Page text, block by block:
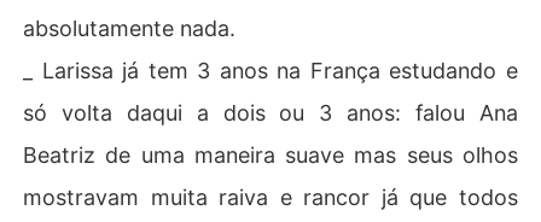
absolutamente nada.
_ Larissa já tem 3 anos na França estudando e
só volta daqui a dois ou 3 anos: falou Ana
Beatriz de uma maneira suave mas seus olhos
mostravam muita raiva e rancor já que todos